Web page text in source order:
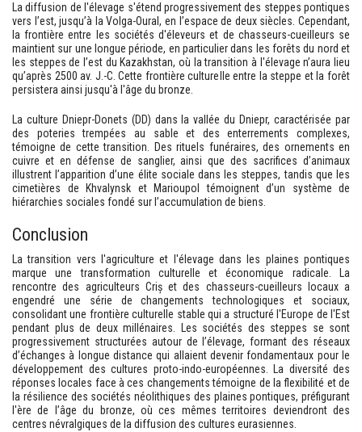
La diffusion de l'élevage s'étend progressivement des steppes pontiques
vers l’est, jusqu’à la Volga-Oural, en l’espace de deux siècles. Cependant,
la frontière entre les sociétés d'éleveurs et de chasseurs-cueilleurs se
maintient sur une longue période, en particulier dans les forêts du nord et
les steppes de l’est du Kazakhstan, où la transition à l'élevage n’aura lieu
qu’après 2500 av. J.-C. Cette frontière culturelle entre la steppe et la forêt
persistera ainsi jusqu'à l'âge du bronze.
La culture Dniepr-Donets (DD) dans la vallée du Dniepr, caractérisée par
des poteries trempées au sable et des enterrements complexes,
témoigne de cette transition. Des rituels funéraires, des ornements en
cuivre et en défense de sanglier, ainsi que des sacrifices d’animaux
illustrent l’apparition d’une élite sociale dans les steppes, tandis que les
cimetières de Khvalynsk et Marioupol témoignent d’un système de
hiérarchies sociales fondé sur l’accumulation de biens.
Conclusion
La transition vers l'agriculture et l'élevage dans les plaines pontiques
marque une transformation culturelle et économique radicale. La
rencontre des agriculteurs Criș et des chasseurs-cueilleurs locaux a
engendré une série de changements technologiques et sociaux,
consolidant une frontière culturelle stable qui a structuré l'Europe de l'Est
pendant plus de deux millénaires. Les sociétés des steppes se sont
progressivement structurées autour de l’élevage, formant des réseaux
d’échanges à longue distance qui allaient devenir fondamentaux pour le
développement des cultures proto-indo-européennes. La diversité des
réponses locales face à ces changements témoigne de la flexibilité et de
la résilience des sociétés néolithiques des plaines pontiques, préfigurant
l'ère de l’âge du bronze, où ces mêmes territoires deviendront des
centres névralgiques de la diffusion des cultures eurasiennes.